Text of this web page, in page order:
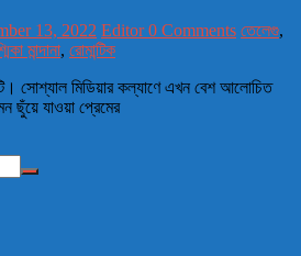
13, 2022 Editor0 Comments তেলেগু,
মান্দানা, রোমান্টিক
সোশ্যাল মিডিয়ার কল্যাণে এখন বেশ আলোচিত
ছুঁয়ে যাওয়া প্রেমের